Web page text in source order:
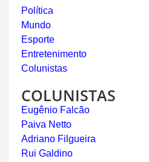
Política
Mundo
Esporte
Entretenimento
Colunistas
COLUNISTAS
Eugênio Falcão
Paiva Netto
Adriano Filgueira
Rui Galdino